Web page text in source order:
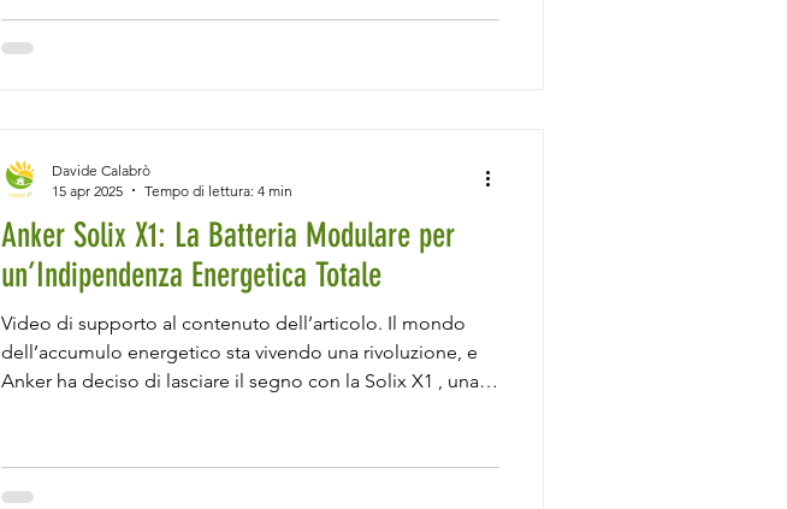
Anker Solix X1: La Batteria Modulare per
un’Indipendenza Energetica Totale
Video di supporto al contenuto dell’articolo. Il mondo
dell’accumulo energetico sta vivendo una rivoluzione, e
Anker ha deciso di lasciare il segno con la Solix X1 , una
quasi un anno dalla sua presentazione ufficial e, abbiamo
finalmente avuto l’opportunità di testarla sul campo. Ma
Davide Calabrò
15 apr 2025
Tempo di lettura: 4 min